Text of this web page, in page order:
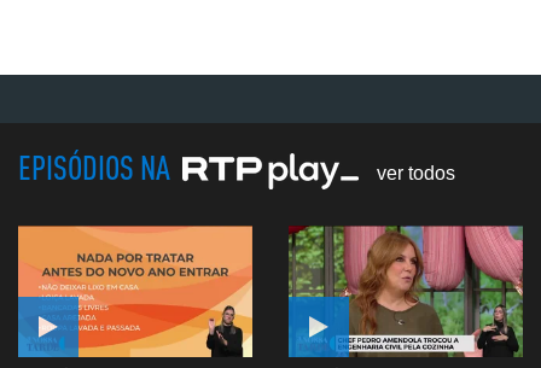
EPISÓDIOS NA ver todos